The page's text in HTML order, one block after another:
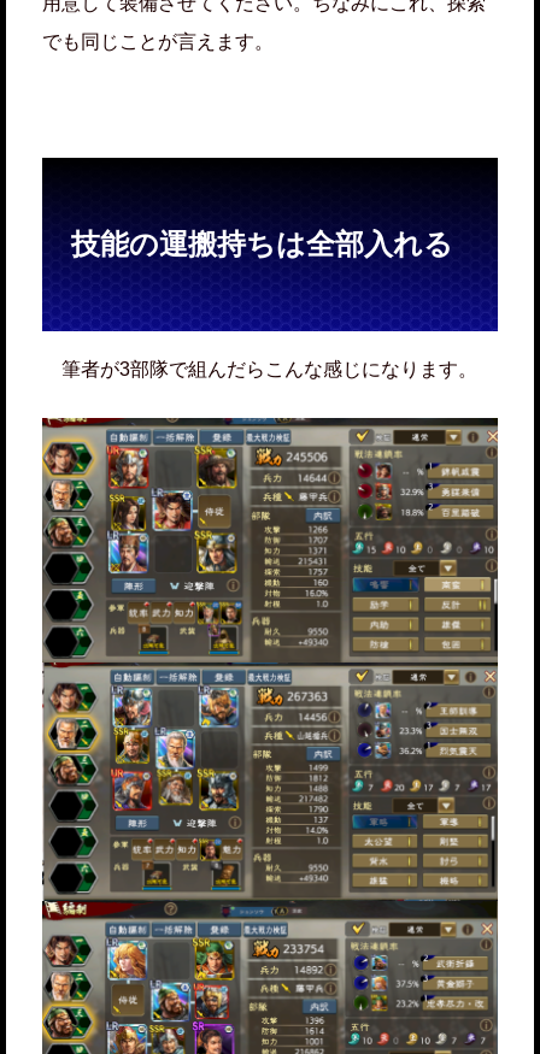
でも同じことが言えます。
技能の運搬持ちは全部入れる
筆者が3部隊で組んだらこんな感じになります。